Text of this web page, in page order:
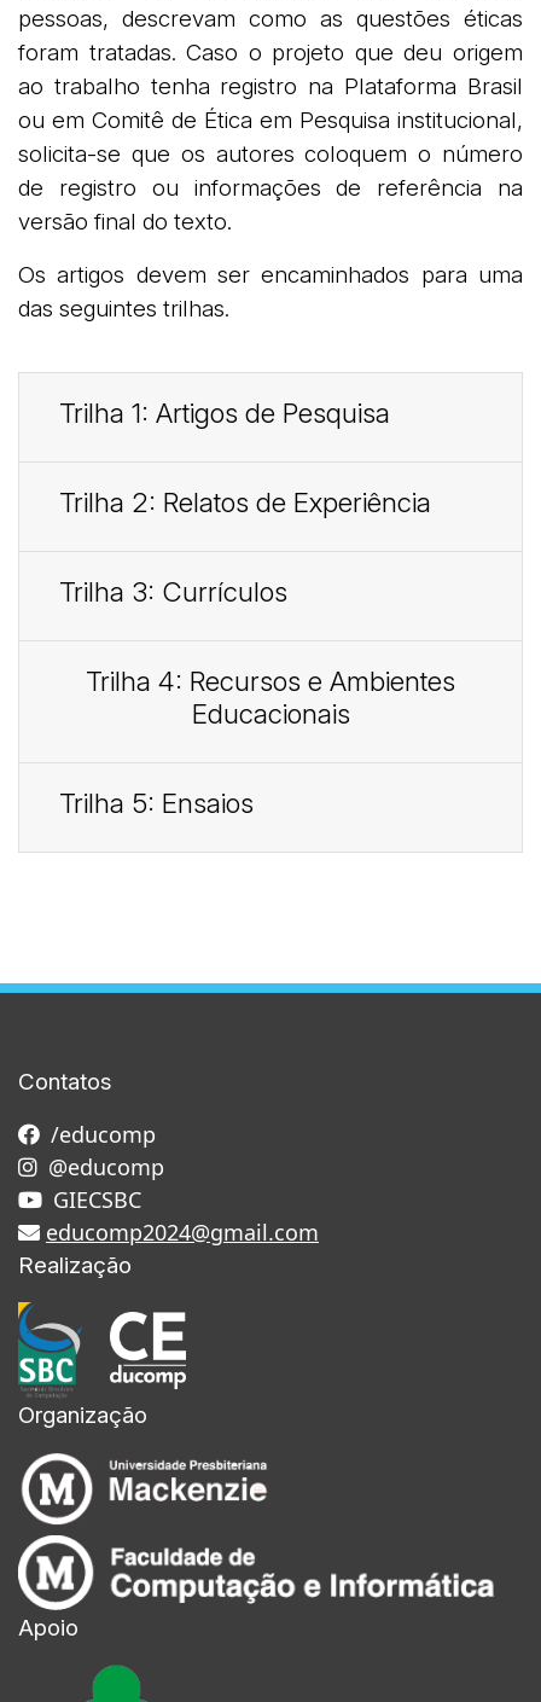
pessoas, descrevam como as questões éticas
foram tratadas. Caso o projeto que deu origem
ao trabalho tenha registro na Plataforma Brasil
ou em Comitê de Ética em Pesquisa institucional,
solicita-se que os autores coloquem o número
de registro ou informações de referência na
versão final do texto.
Os artigos devem ser encaminhados para uma
das seguintes trilhas.
Trilha 1: Artigos de Pesquisa
Trilha 2: Relatos de Experiência
Trilha 3: Currículos
Trilha 4: Recursos e Ambientes
Educacionais
Trilha 5: Ensaios
Contatos
/educomp
@educomp
GIECSBC
educomp2024@gmail.com
Realização
Organização
Apoio